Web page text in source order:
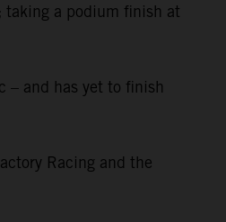
taking a podium finish at
– and has yet to finish
Racing and the